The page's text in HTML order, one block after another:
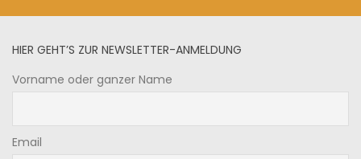
HIER GEHT’S ZUR NEWSLETTER-ANMELDUNG
Vorname oder ganzer Name
Email